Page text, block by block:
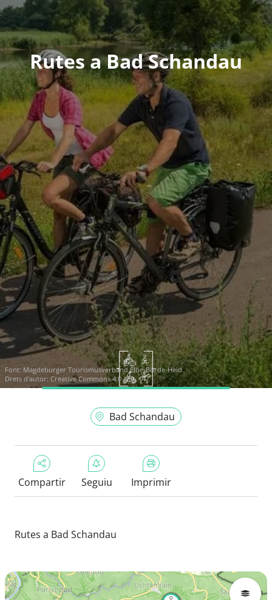
Rutes a Bad Schandau
Font: Magdeburger Tourismusverband Elbe-Börde-Heid...
Drets d'autor: Creative Commons 4.0
Bad Schandau
Compartir Seguiu Imprimir
Rutes a Bad Schandau